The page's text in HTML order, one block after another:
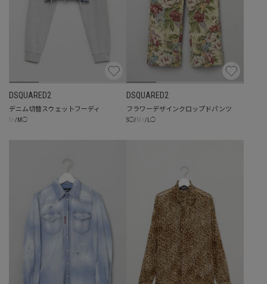
DSQUARED2
デニム切替スウェッ卜フーディ
/ M ◯
DSQUARED2
フラワーデザインクロップドパンツ
S◯/ / L◯